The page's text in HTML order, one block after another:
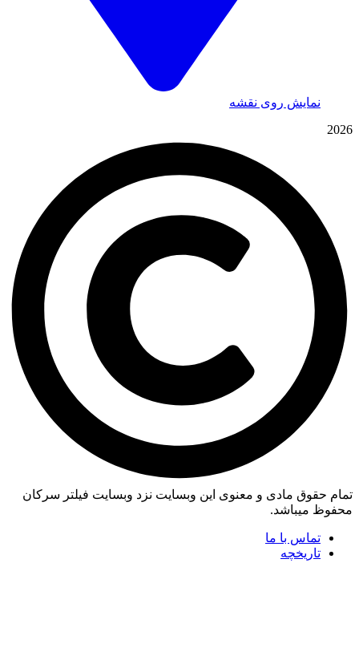
نمایش روی نقشه
2026
تمام حقوق مادی و معنوی این وبسایت نزد وبسایت فیلتر سرکان
محفوظ میباشد.
تماس با ما
تاریخچه